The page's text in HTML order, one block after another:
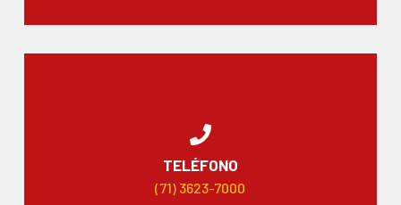
TELÉFONO
(71) 3623-7000